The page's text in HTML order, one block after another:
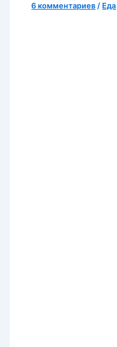
6 комментариев / Еда